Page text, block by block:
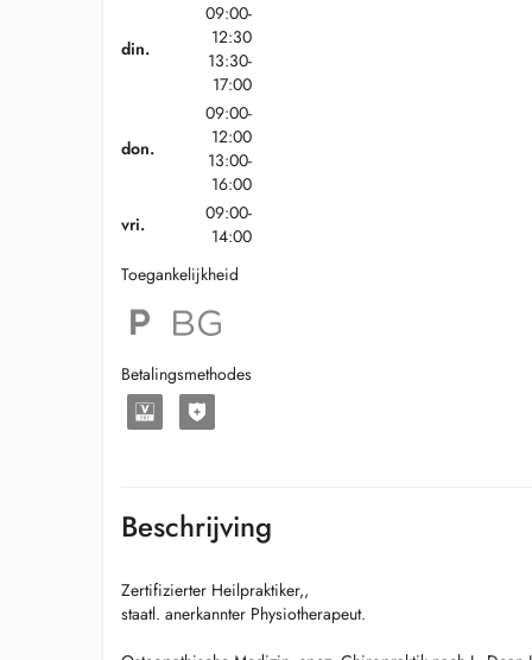
din.
09:00-
12:30
13:30-
17:00
don.
09:00-
12:00
13:00-
16:00
vri.
09:00-
14:00
Toegankelijkheid
Betalingsmethodes
Beschrijving
Zertifizierter Heilpraktiker,,
staatl. anerkannter Physiotherapeut.